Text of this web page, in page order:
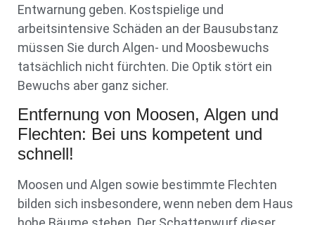
Entwarnung geben. Kostspielige und
arbeitsintensive Schäden an der Bausubstanz
müssen Sie durch Algen- und Moosbewuchs
tatsächlich nicht fürchten. Die Optik stört ein
Bewuchs aber ganz sicher.
Entfernung von Moosen, Algen und
Flechten: Bei uns kompetent und
schnell!
Moosen und Algen sowie bestimmte Flechten
bilden sich insbesondere, wenn neben dem Haus